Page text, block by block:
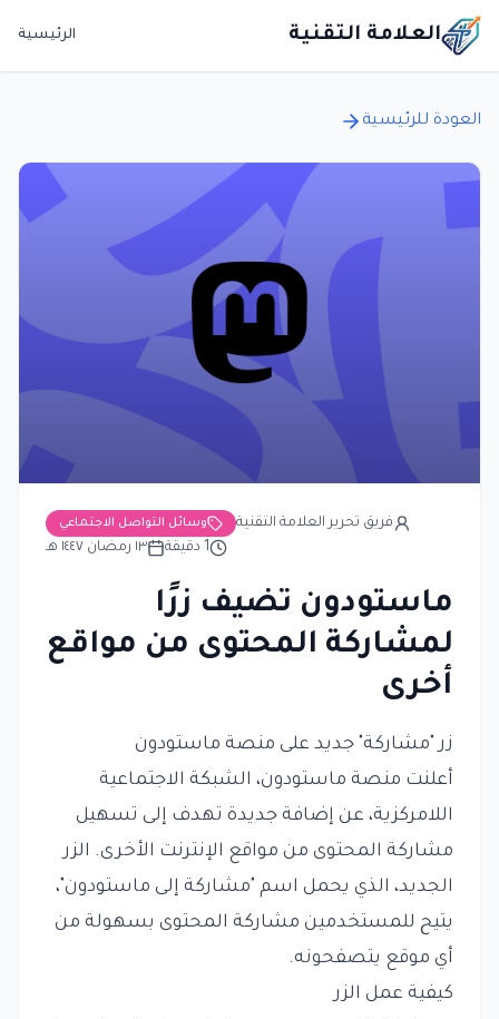
العلامة التقنية الرئيسية
العودة للرئيسية
وسائل التواصل الاجتماعي
فريق تحرير العلامة التقنية
١٣ رمضان ١٤٤٧ هـ
1 دقيقة
ماستودون تضيف زرًا
لمشاركة المحتوى من مواقع
أخرى
زر "مشاركة" جديد على منصة ماستودون
أعلنت منصة ماستودون، الشبكة الاجتماعية
اللامركزية، عن إضافة جديدة تهدف إلى تسهيل
مشاركة المحتوى من مواقع الإنترنت الأخرى. الزر
الجديد، الذي يحمل اسم "مشاركة إلى ماستودون"،
يتيح للمستخدمين مشاركة المحتوى بسهولة من
أي موقع يتصفحونه.
كيفية عمل الزر